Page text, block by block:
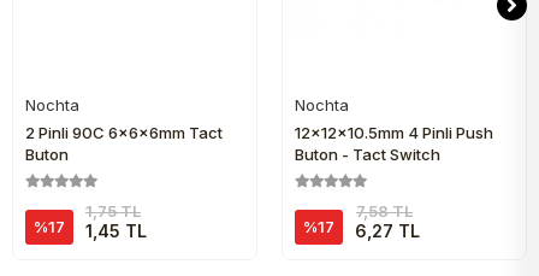
Nochta
2 Pinli 90C 6x6x6mm Tact
Buton
%17
1,75 TL
1,45 TL
Nochta
12x12x10.5mm 4 Pinli Push
Buton - Tact Switch
%17
7,58 TL
6,27 TL